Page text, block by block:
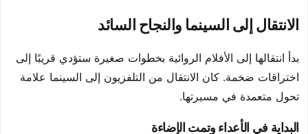
الانتقال إلى السينما والنجاح السائد
بدأ انتقالها إلى الأفلام الروائية بخطوات صغيرة ستؤدي قريبًا إلى
اختراقات ضخمة. كان الانتقال من التلفزيون إلى السينما علامة
تحول متعمدة في مسيرتها.
البداية في الأعداء وتمت الإضاءة